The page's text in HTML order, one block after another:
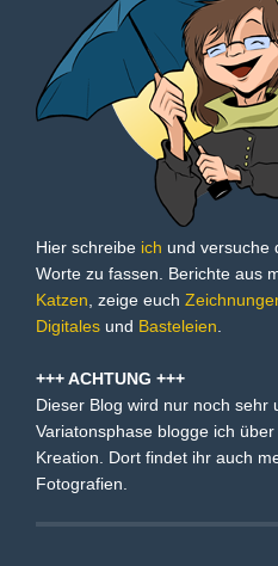
Hier schreibe ich und versuche
Worte zu fassen. Berichte aus
Katzen , zeige euch
Digitales und Basteleien
+++ ACHTUNG +++
Dieser Blog wird nur noch
Variatonsphase blogge ich
Kreation. Dort findet ihr auch
Fotografien.